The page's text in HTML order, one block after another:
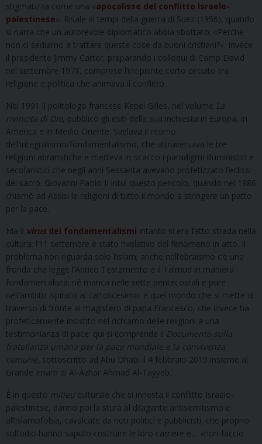
stigmatizza come una «apocalisse del conflitto Israelo-
palestinese». Risale ai tempi della guerra di Suez (1956), quando
si narra che un autorevole diplomatico abbia sbottato: «Perché
non ci sediamo a trattare queste cose da buoni cristiani?». Invece
il presidente Jimmy Carter, preparando i colloqui di Camp David
nel settembre 1978, comprese l’incipiente corto circuito tra
religione e politica che animava il conflitto.
Nel 1991 il politologo francese Kepel Gilles, nel volume La
rivincita di Dio, pubblicò gli esiti della sua inchiesta in Europa, in
America e in Medio Oriente. Svelava il ritorno
dell’integralismo/fondamentalismo, che attraversava le tre
religioni abramitiche e metteva in scacco i paradigmi illuministici e
secolaristici che negli anni Sessanta avevano profetizzato l’eclissi
del sacro. Giovanni Paolo II intuì questo pericolo, quando nel 1986
chiamò ad Assisi le religioni di tutto il mondo a stringere un patto
per la pace.
Ma il virusdei fondamentalismi intanto si era fatto strada nella
cultura: l’11 settembre è stato rivelativo del fenomeno in atto. Il
problema non riguarda solo l’islam; anche nell’ebraismo c’è una
fronda che legge l’Antico Testamento e il Talmud in maniera
fondamentalista; né manca nelle sette pentecostali e pure
nell’ambito ispirato al cattolicesimo: è quel mondo che si mette di
traverso di fronte al magistero di papa Francesco, che invece ha
profeticamente insistito nel richiamo delle religioni a una
testimonianza di pace: qui si comprende il Documento sulla
fratellanza umana per la pace mondiale e la convivenza
comune, sottoscritto ad Abu Dhabi il 4 febbraio 2019 insieme al
Grande Imam di Al-Azhar Ahmad Al-Tayyeb.
È in questo milieu culturale che si innesta il conflitto Israelo-
palestinese, danno poi la stura al dilagante antisemitismo e
all’islamofobia, cavalcate da noti politici e pubblicisti, che proprio
sull’odio hanno saputo costruire le loro carriere e… «non faccio